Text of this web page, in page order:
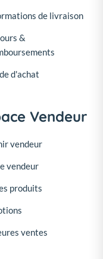
de livraison
&
d'achat
Vendeur
vendeur
vendeur
produits
ventes